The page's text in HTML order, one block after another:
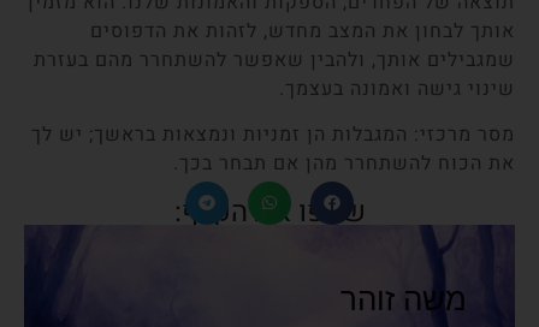
אותך לבחון את המצב מחדש, לזהות את הדפוסים
שמגבילים אותך, ולהבין שאפשר להשתחרר מהם בעזרת
שינוי גישה ואמונה בעצמך.
מסר מרכזי: המגבלות הן זמניות ונמצאות בראשך; יש לך
את הכוח להשתחרר מהן אם תבחר בכך.
שתפו את הקלף:
משה זוהר